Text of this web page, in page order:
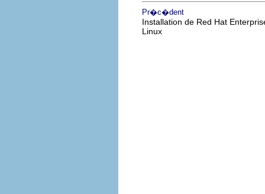
Pr�c�dent
Installation de Red Hat
Linux